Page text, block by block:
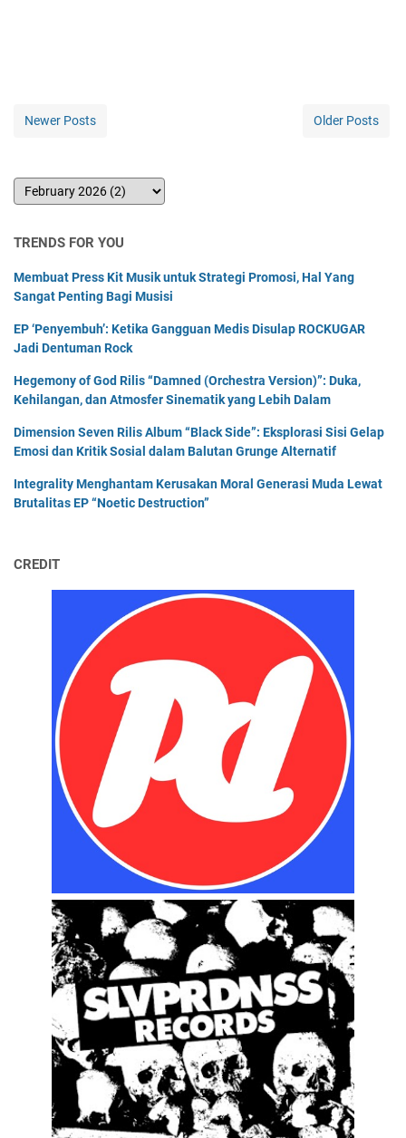
Newer Posts Older Posts
TRENDS FOR YOU
Membuat Press Kit Musik untuk Strategi Promosi, Hal Yang
Sangat Penting Bagi Musisi
EP ‘Penyembuh’: Ketika Gangguan Medis Disulap ROCKUGAR
Jadi Dentuman Rock
Hegemony of God Rilis “Damned (Orchestra Version)”: Duka,
Kehilangan, dan Atmosfer Sinematik yang Lebih Dalam
Dimension Seven Rilis Album “Black Side”: Eksplorasi Sisi Gelap
Emosi dan Kritik Sosial dalam Balutan Grunge Alternatif
Integrality Menghantam Kerusakan Moral Generasi Muda Lewat
Brutalitas EP “Noetic Destruction”
CREDIT